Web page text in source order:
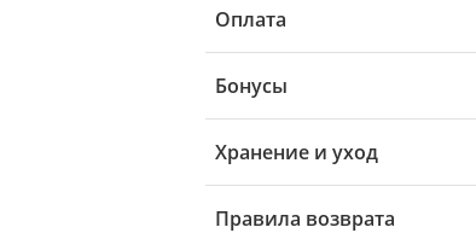
Оплата
Бонусы
Хранение и уход
Правила возврата